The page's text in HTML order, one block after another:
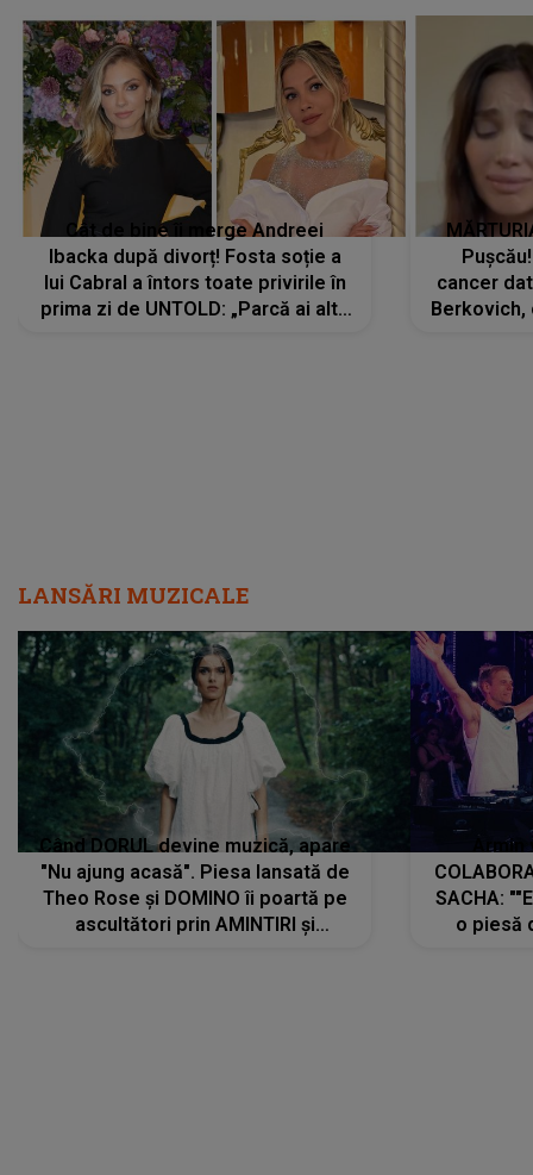
Cât de bine îi merge Andreei
Ibacka după divorț! Fosta soție a
lui Cabral a întors toate privirile în
prima zi de UNTOLD: „Parcă ai altă
cancer
Berkovich,
LANSĂRI MUZICALE
Când DORUL devine muzică, apare
"Nu ajung acasă". Piesa lansată de
Theo Rose și DOMINO îi poartă pe
ascultători prin AMINTIRI și
SACHA:
o piesă